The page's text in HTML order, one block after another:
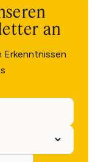
an
Erkenntnissen